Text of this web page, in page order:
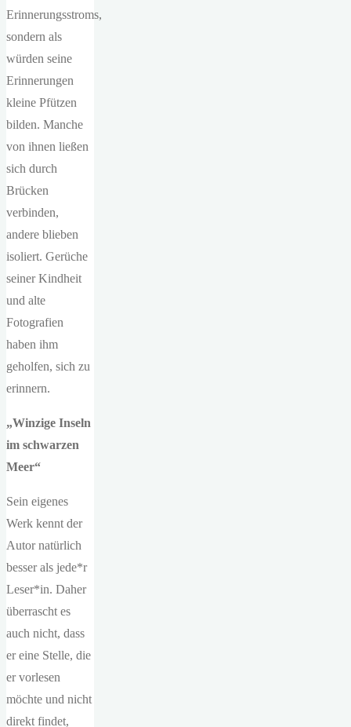
Erinnerungsstroms,
sondern als
würden seine
Erinnerungen
kleine Pfützen
bilden. Manche
von ihnen ließen
sich durch
Brücken
verbinden,
andere blieben
isoliert. Gerüche
seiner Kindheit
und alte
Fotografien
haben ihm
geholfen, sich zu
erinnern.
„Winzige Inseln
im schwarzen
Meer“
Sein eigenes
Werk kennt der
Autor natürlich
besser als jede*r
Leser*in. Daher
überrascht es
auch nicht, dass
er eine Stelle, die
er vorlesen
möchte und nicht
direkt findet,